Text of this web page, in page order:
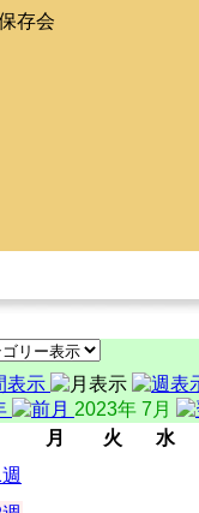
存会
2023年 7月
月 火 水